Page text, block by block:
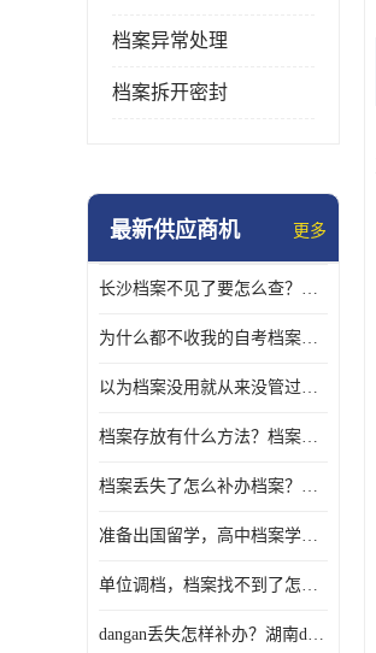
档案异常处理
档案拆开密封
最新供应商机 更多
长沙档案不见了要怎么查？档案查询 档案补办
为什么都不收我的自考档案？自考档案怎么存档？
以为档案没用就从来没管过，现在要用档案该怎么办？
档案存放有什么方法？档案在手里为什么不能用
档案丢失了怎么补办档案？湖南档案补办 档案补办方法
准备出国留学，高中档案学校发给我了怎么办？
单位调档，档案找不到了怎么办？
dangan丢失怎样补办？湖南dangan丢失补办流程介绍！